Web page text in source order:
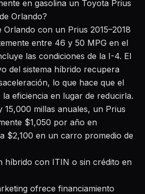
en gasolina un Toyota Prius
Orlando?
con un Prius 2015–2018
entre 46 y 50 MPG en el
las condiciones de la I-4. El
del sistema híbrido recupera
lo que hace que el
eficiencia en lugar de reducirla.
millas anuales, un Prius
$1,050 por año en
$2,100 en un carro promedio de
híbrido con ITIN o sin crédito en
ofrece financiamiento